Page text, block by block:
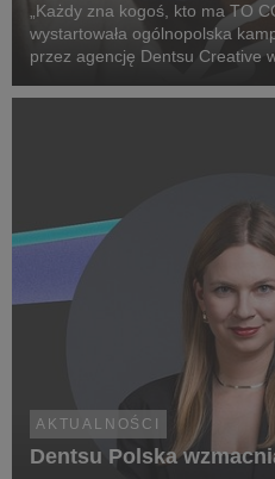
„Każdy zna kogoś, kto ma TO
wystartowała ogólnopolska
przez agencję Dentsu Creative
chorób rzadkich, zwrócenie
AKTUALNOŚCI
Dentsu Polska